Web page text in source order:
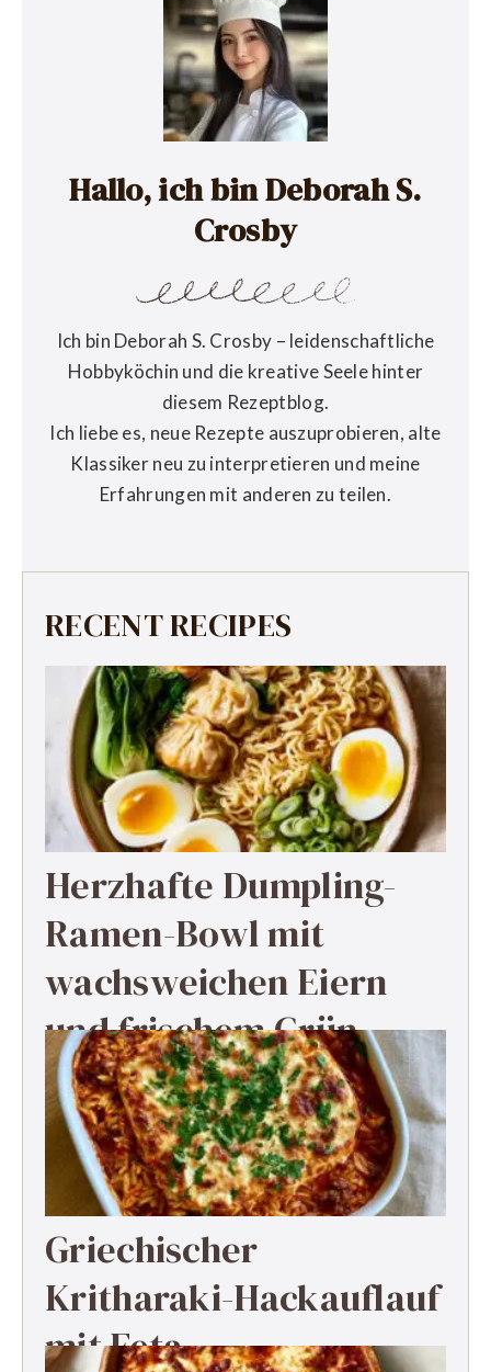
Hallo, ich bin Deborah S.
Crosby
Ich bin Deborah S. Crosby – leidenschaftliche
Hobbyköchin und die kreative Seele hinter
diesem Rezeptblog.
Ich liebe es, neue Rezepte auszuprobieren, alte
Klassiker neu zu interpretieren und meine
Erfahrungen mit anderen zu teilen.
RECENT RECIPES
Herzhafte Dumpling-
Ramen-Bowl mit
wachsweichen Eiern
und frischem Grün
Griechischer
Kritharaki-Hackauflauf
mit Feta